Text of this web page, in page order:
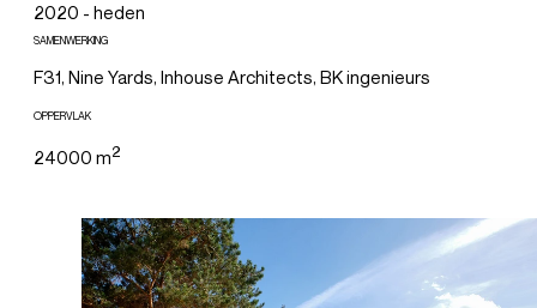
2020 - heden
SAMENWERKING
F31, Nine Yards, Inhouse Architects, BK ingenieurs
OPPERVLAK
24000 m2